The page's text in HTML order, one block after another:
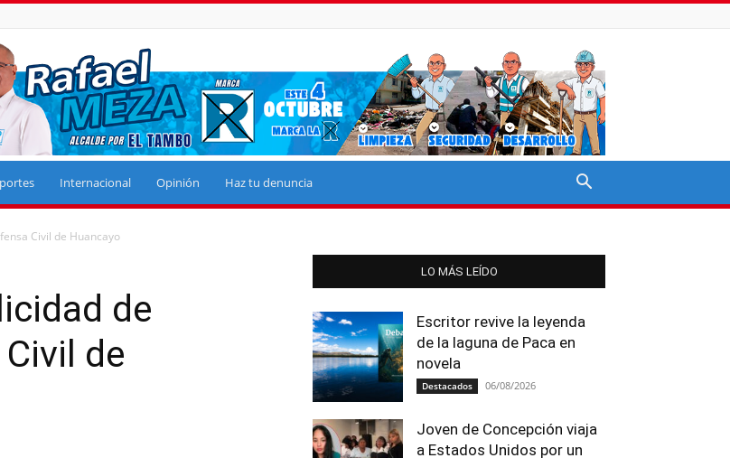
Internacional Opinión Haz tu denuncia
Civil de Huancayo
de
de
LO MÁS LEÍDO
Escritor revive la leyenda
de la laguna de Paca en
novela
Destacados 06/08/2026
Joven de Concepción viaja
a Estados Unidos por un